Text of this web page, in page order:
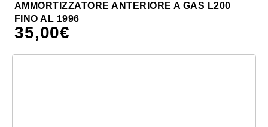
AMMORTIZZATORE ANTERIORE A GAS L200
FINO AL 1996
35,00€